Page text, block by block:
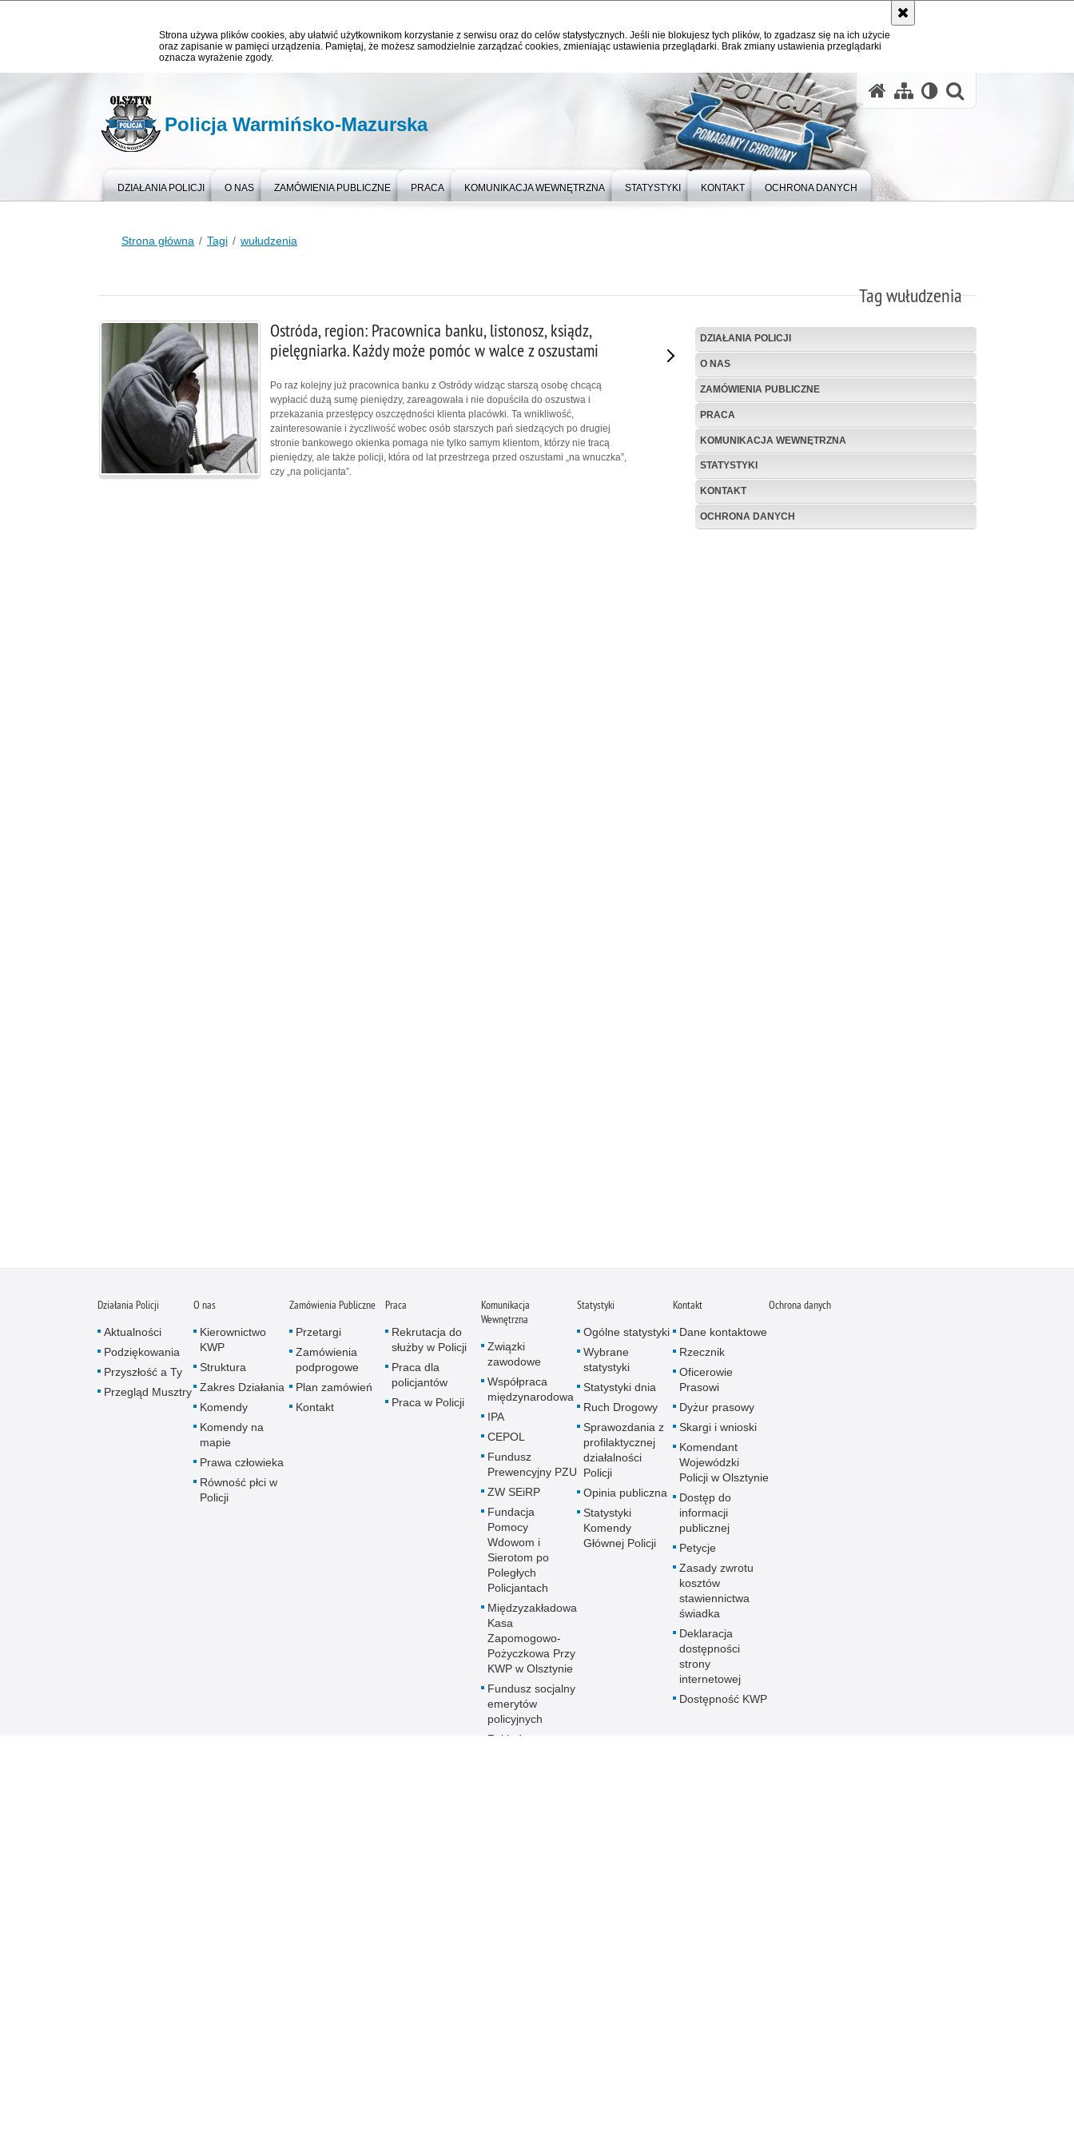
Strona używa plików cookies, aby ułatwić użytkownikom korzystanie z serwisu oraz do celów statystycznych. Jeśli nie blokujesz tych plików, to zgadzasz się na ich użycie
oraz zapisanie w pamięci urządzenia. Pamiętaj, że możesz samodzielnie zarządzać cookies, zmieniając ustawienia przeglądarki. Brak zmiany ustawienia przeglądarki
oznacza wyrażenie zgody.
Policja Warmińsko-Mazurska
DZIAŁANIA POLICJI O NAS ZAMÓWIENIA PUBLICZNE PRACA KOMUNIKACJA WEWNĘTRZNA STATYSTYKI KONTAKT OCHRONA DANYCH
Strona główna Tagi wułudzenia
Tag wułudzenia
DZIAŁANIA POLICJI
O NAS
ZAMÓWIENIA PUBLICZNE
PRACA
KOMUNIKACJA WEWNĘTRZNA
STATYSTYKI
KONTAKT
OCHRONA DANYCH
Ostróda, region: Pracownica banku, listonosz, ksiądz,
pielęgniarka. Każdy może pomóc w walce z oszustami
Po raz kolejny już pracownica banku z Ostródy widząc starszą osobę chcącą
wypłacić dużą sumę pieniędzy, zareagowała i nie dopuściła do oszustwa i
przekazania przestępcy oszczędności klienta placówki. Ta wnikliwość,
zainteresowanie i życzliwość wobec osób starszych pań siedzących po drugiej
stronie bankowego okienka pomaga nie tylko samym klientom, którzy nie tracą
pieniędzy, ale także policji, która od lat przestrzega przed oszustami „na wnuczka”,
czy „na policjanta”.
Działania Policji
Aktualności
Podziękowania
Przyszłość a Ty
Przegląd Musztry
O nas
Kierownictwo
KWP
Struktura
Zakres Działania
Komendy
Komendy na
mapie
Prawa człowieka
Równość płci w
Policji
Zamówienia Publiczne
Przetargi
Zamówienia
podprogowe
Plan zamówień
Kontakt
Praca
Rekrutacja do
służby w Policji
Praca dla
policjantów
Praca w Policji
Komunikacja
Wewnętrzna
Związki
zawodowe
Współpraca
międzynarodowa
IPA
CEPOL
Fundusz
Prewencyjny PZU
ZW SEiRP
Fundacja
Pomocy
Wdowom i
Sierotom po
Poległych
Policjantach
Międzyzakładowa
Kasa
Zapomogowo-
Pożyczkowa Przy
KWP w Olsztynie
Fundusz socjalny
emerytów
policyjnych
Zakładowy
Statystyki
Ogólne statystyki
Wybrane
statystyki
Statystyki dnia
Ruch Drogowy
Sprawozdania z
profilaktycznej
działalności
Policji
Opinia publiczna
Statystyki
Komendy
Głównej Policji
Kontakt
Dane kontaktowe
Rzecznik
Oficerowie
Prasowi
Dyżur prasowy
Skargi i wnioski
Komendant
Wojewódzki
Policji w Olsztynie
Dostęp do
informacji
publicznej
Petycje
Zasady zwrotu
kosztów
stawiennictwa
świadka
Deklaracja
dostępności
strony
internetowej
Dostępność KWP
Ochrona danych